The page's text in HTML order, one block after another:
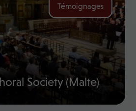
Témoignages
Society (Malte)